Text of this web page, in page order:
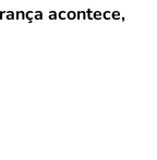
acontece,